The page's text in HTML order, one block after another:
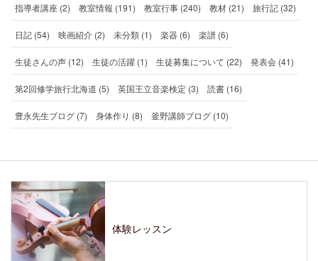
指導者講座 (2) 教室情報 (191) 教室行事 (240) 教材 (21) 旅行記 (32)
日記 (54) 映画紹介 (2) 未分類 (1) 楽器 (6) 楽譜 (6)
生徒さんの声 (12) 生徒の活躍 (1) 生徒募集について (22) 発表会 (41)
第2回修学旅行北海道 (5) 英国王立音楽検定 (3) 読書 (16)
豊永先生ブログ (7) 身体作り (8) 釜野講師ブログ (10)
体験レッスン